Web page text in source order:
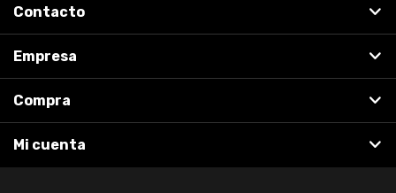
Contacto
Empresa
Compra
Mi cuenta